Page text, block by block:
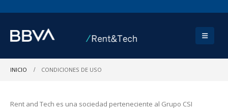
INICIO CONDICIONES DE USO
Rent and Tech es una sociedad perteneciente al Grupo CSI